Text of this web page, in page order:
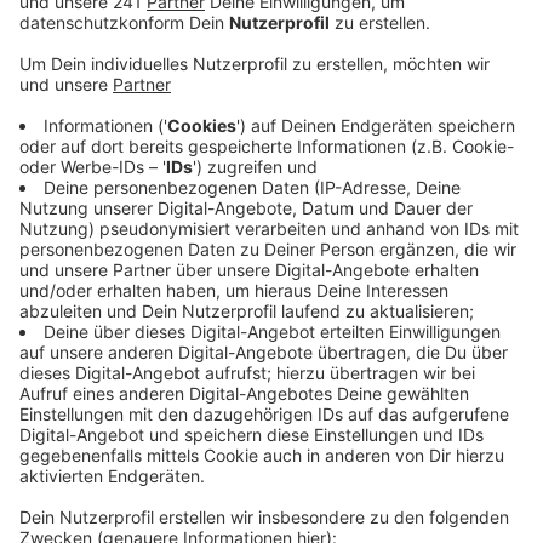
Priester nicht weiter untersucht haben lassen.
Veröffentlicht:Donnerstag, 10.12.2020 10:06
Anzeige
Eigentlich wäre Woelki nach kanonischem
Recht verpflichtet gewesen den Fall dem Vatikan zu
melden. Das Erzbistum sagte dem Kölner
Stadtanzeiger dazu, dass Woelki sich wegen mehrerer
Gründe aber gegen eine Untersuchung des Falls und
eine Meldung an den Vatikan entschieden habe: Das
hohe Alter des betroffenen Priesters und der Wunsch
des Opfers nicht an der Aufklärung mitwirken zu
müssen. Mittlerweile ist der beschuldigte Priester
verstorben. Kirchenrechtler sehen in dem Vorgehen
eine unentschuldbare Verfehlung im Amt.